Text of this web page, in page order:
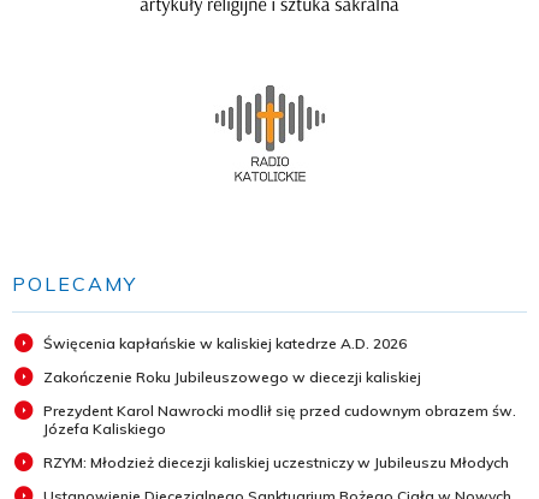
POLECAMY
Święcenia kapłańskie w kaliskiej katedrze A.D. 2026
Zakończenie Roku Jubileuszowego w diecezji kaliskiej
Prezydent Karol Nawrocki modlił się przed cudownym obrazem św.
Józefa Kaliskiego
RZYM: Młodzież diecezji kaliskiej uczestniczy w Jubileuszu Młodych